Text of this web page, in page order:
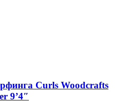
Curls Woodcrafts
9’4″